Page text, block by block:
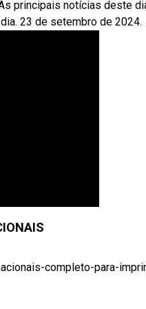
principais notícias deste
23 de setembro de 2024.
completo-para-